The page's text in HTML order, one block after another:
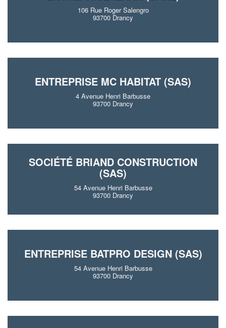
106 Rue Roger Salengro
93700 Drancy
ENTREPRISE MC HABITAT (SAS)
4 Avenue Henri Barbusse
93700 Drancy
SOCIÉTÉ BRIAND CONSTRUCTION
(SAS)
54 Avenue Henri Barbusse
93700 Drancy
ENTREPRISE BATPRO DESIGN (SAS)
54 Avenue Henri Barbusse
93700 Drancy